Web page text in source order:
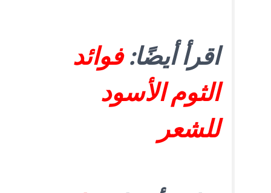
اقرأ أيضًا:فوائد
الثوم الأسود
للشعر